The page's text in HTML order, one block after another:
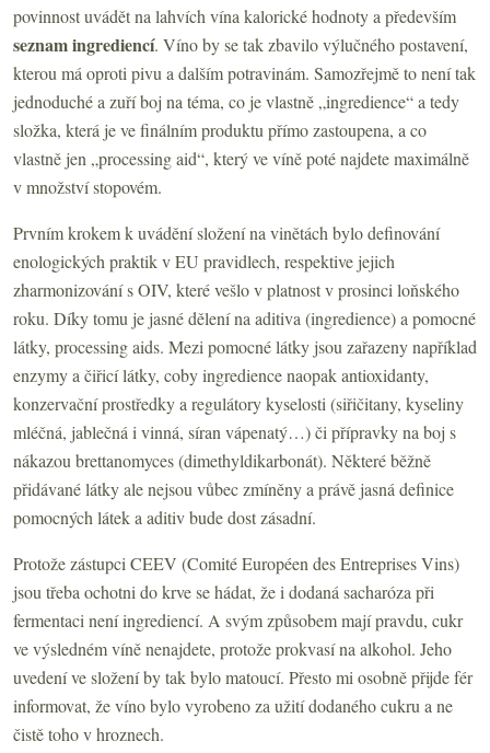
povinnost uvádět na lahvích vína kalorické hodnoty a především
seznam ingrediencí. Víno by se tak zbavilo výlučného postavení,
kterou má oproti pivu a dalším potravinám. Samozřejmě to není tak
jednoduché a zuří boj na téma, co je vlastně „ingredience“ a tedy
složka, která je ve finálním produktu přímo zastoupena, a co
vlastně jen „processing aid“, který ve víně poté najdete maximálně
v množství stopovém.
Prvním krokem k uvádění složení na vinětách bylo definování
enologických praktik v EU pravidlech, respektive jejich
zharmonizování s OIV, které vešlo v platnost v prosinci loňského
roku. Díky tomu je jasné dělení na aditiva (ingredience) a pomocné
látky, processing aids. Mezi pomocné látky jsou zařazeny například
enzymy a čiřicí látky, coby ingredience naopak antioxidanty,
konzervační prostředky a regulátory kyselosti (siřičitany, kyseliny
mléčná, jablečná i vinná, síran vápenatý…) či přípravky na boj s
nákazou brettanomyces (dimethyldikarbonát). Některé běžně
přidávané látky ale nejsou vůbec zmíněny a právě jasná definice
pomocných látek a aditiv bude dost zásadní.
Protože zástupci CEEV (Comité Européen des Entreprises Vins)
jsou třeba ochotni do krve se hádat, že i dodaná sacharóza při
fermentaci není ingrediencí. A svým způsobem mají pravdu, cukr
ve výsledném víně nenajdete, protože prokvasí na alkohol. Jeho
uvedení ve složení by tak bylo matoucí. Přesto mi osobně přijde fér
informovat, že víno bylo vyrobeno za užití dodaného cukru a ne
čistě toho v hroznech.